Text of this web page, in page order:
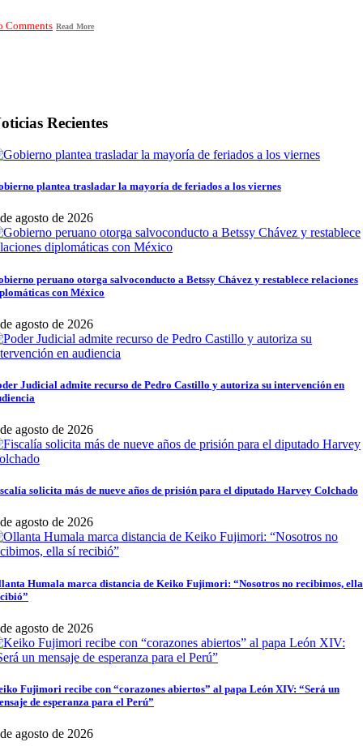
Comments Read More
Recientes
plantea trasladar la mayoría de feriados a los viernes
agosto de 2026
peruano otorga salvoconducto a Betssy Chávez y restablece relaciones
con México
agosto de 2026
Judicial admite recurso de Pedro Castillo y autoriza su intervención en
agosto de 2026
solicita más de nueve años de prisión para el diputado Harvey Colchado
agosto de 2026
Humala marca distancia de Keiko Fujimori: “Nosotros no recibimos,
agosto de 2026
Fujimori recibe con “corazones abiertos” al papa León XIV: “Será un
de esperanza para el Perú”
agosto de 2026